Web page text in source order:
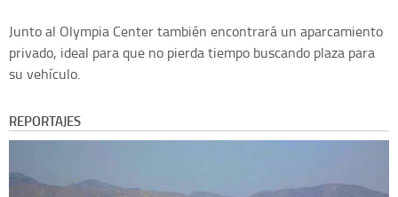
Junto al Olympia Center también encontrará un aparcamiento
privado, ideal para que no pierda tiempo buscando plaza para
su vehículo.
REPORTAJES